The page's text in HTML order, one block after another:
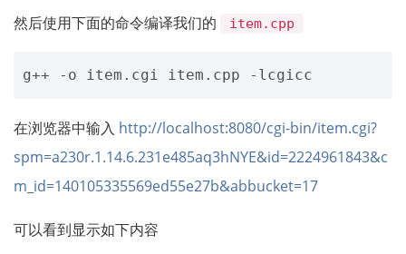
然后使用下面的命令编译我们的 item.cpp
在浏览器中输入 http://localhost:8080/cgi-bin/item.cgi?
spm=a230r.1.14.6.231e485aq3hNYE&id=2224961843&c
m_id=140105335569ed55e27b&abbucket=17
可以看到显示如下内容